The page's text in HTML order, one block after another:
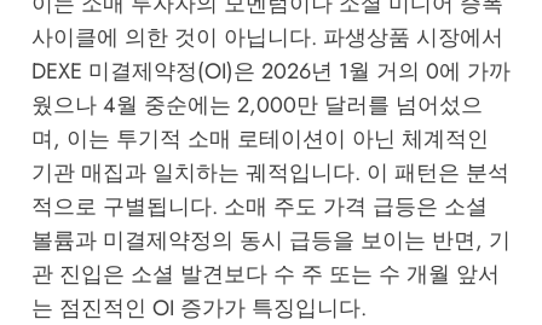
사이클에 의한 것이 아닙니다. 파생상품 시장에서
DEXE 미결제약정(OI)은 2026년 1월 거의 0에 가까
웠으나 4월 중순에는 2,000만 달러를 넘어섰으
며, 이는 투기적 소매 로테이션이 아닌 체계적인
기관 매집과 일치하는 궤적입니다. 이 패턴은 분석
적으로 구별됩니다. 소매 주도 가격 급등은 소셜
볼륨과 미결제약정의 동시 급등을 보이는 반면, 기
관 진입은 소셜 발견보다 수 주 또는 수 개월 앞서
는 점진적인 OI 증가가 특징입니다.